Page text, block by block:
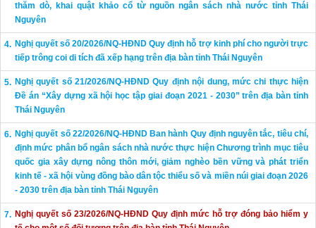
thăm dò, khai quật khảo cổ từ nguồn ngân sách nhà nước tỉnh Thái
Nguyên
Nghị quyết số 20/2026/NQ-HĐND Quy định hỗ trợ kinh phí cho người trực
tiếp trông coi di tích đã xếp hạng trên địa bàn tỉnh Thái Nguyên
Nghị quyết số 21/2026/NQ-HĐND Quy định nội dung, mức chi thực hiện
Đề án “Xây dựng xã hội học tập giai đoạn 2021 - 2030” trên địa bàn tỉnh
Thái Nguyên
Nghị quyết số 22/2026/NQ-HĐND Ban hành Quy định nguyên tắc, tiêu chí,
định mức phân bổ ngân sách nhà nước thực hiện Chương trình mục tiêu
quốc gia xây dựng nông thôn mới, giảm nghèo bền vững và phát triển
kinh tế - xã hội vùng đồng bào dân tộc thiểu số và miền núi giai đoạn 2026
- 2030 trên địa bàn tỉnh Thái Nguyên
Nghị quyết số 23/2026/NQ-HĐND Quy định mức hỗ trợ đóng bảo hiểm y